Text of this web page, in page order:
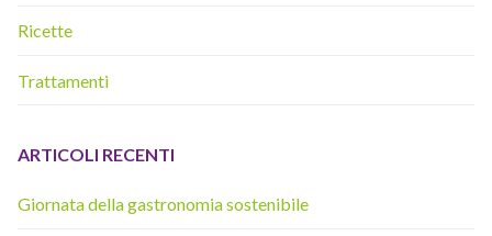
Ricette
Trattamenti
ARTICOLI RECENTI
Giornata della gastronomia sostenibile